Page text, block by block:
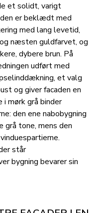
et solidt, varigt
er beklædt med
med lang levetid,
næsten guldfarvet, og
dybere brun. På
udført med
et valg
og giver facaden en
i mørk grå binder
den ene nabobygning
grå tone, mens den
står
bygning bevarer sin